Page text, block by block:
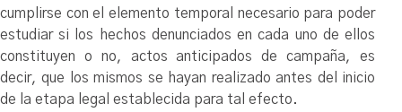
cumplirse con el elemento temporal necesario para poder
estudiar si los hechos denunciados en cada uno de ellos
constituyen o no, actos anticipados de campaña, es
decir, que los mismos se hayan realizado antes del inicio
de la etapa legal establecida para tal efecto.